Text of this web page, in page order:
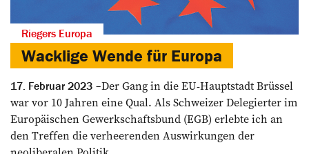
Riegers Europa
Wacklige Wende für Europa
17. Februar 2023
Der Gang in die EU-Hauptstadt Brüssel
war vor 10 Jahren eine Qual. Als Schweizer Delegierter im
Europäischen Gewerkschaftsbund (EGB) erlebte ich an
den Treffen die verheerenden Auswirkungen der